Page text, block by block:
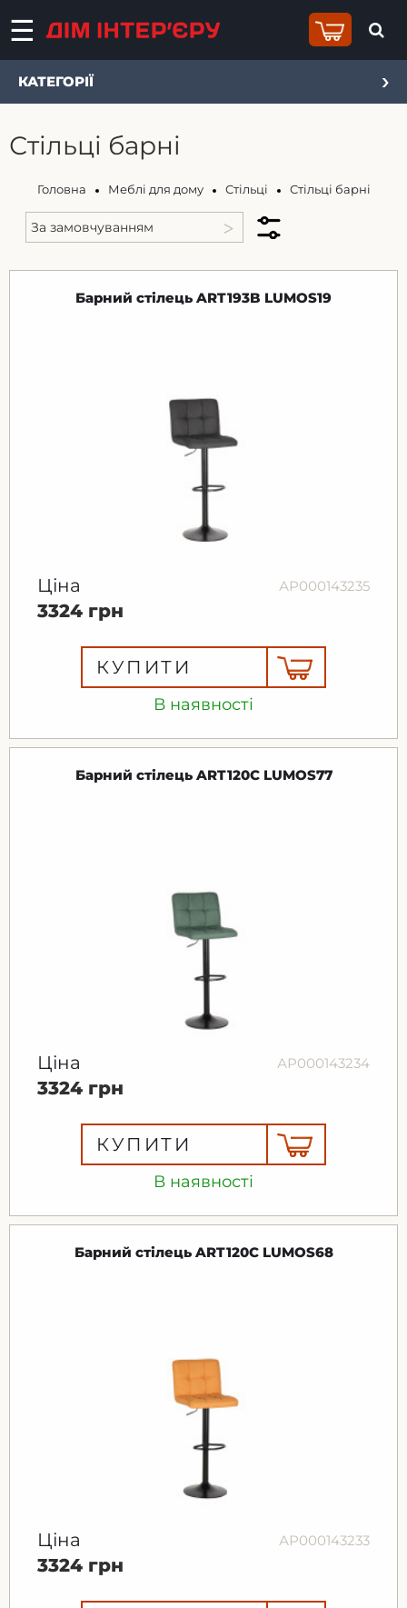
КАТЕГОРІЇ
Стільці барні
Головна Меблі для дому Стільці Стільці барні
В наявності
Барний стілець ART193B LUMOS19
Ціна АР000143235
3324 грн
КУПИТИ
В наявності
Барний стілець ART120C LUMOS77
Ціна АР000143234
3324 грн
КУПИТИ
Барний стілець ART120C LUMOS68
Ціна АР000143233
3324 грн